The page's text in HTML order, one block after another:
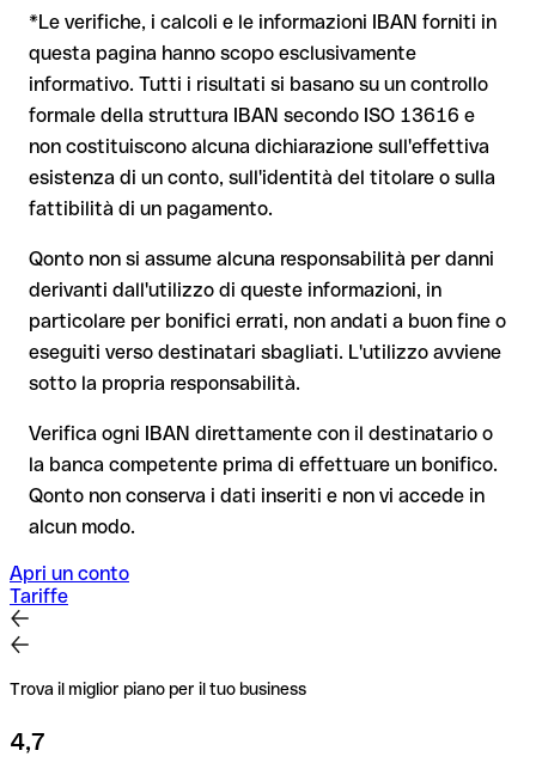
valida.
Dal 9 ottobre 2025, prima della conferma del pagamento, la
tua banca verifica la corrispondenza tra l'IBAN e il nome del
beneficiarioe te lo comunica. Questo controllo non blocca il
pagamento, la decisione finale resta tua, e non si applica ai
Consiglio
: chiedi al destinatario di confermare l'IBAN per
importi elevati. L'esistenza di un conto può essere verificata
esclusivamente da Progressbank stessa o tramite un bonifico
La banca destinataria è tenuta a collaborare per il recupero
Il tuo istituto avvia su richiesta una procedura di richiamo
Il rimborso non è però garantito, soprattutto se il
destinatario ha già prelevato il denaro
Per i bonifici internazionali fuori dall'area SEPA, il recupero è
molto più complesso e comporta commissioni aggiuntive
bonifici SEPA in euro, prima della conferma del pagamento la
tua banca verifica la corrispondenza tra l'IBAN e il nome del
beneficiario. Se i dati non coincidono, ricevi un avviso che ti
consente di individuare l'errore prima di procedere. Questo
controllo non blocca il pagamento, la decisione finale resta
Consiglio: verifica ogni IBAN prima di un bonifico con il nostro
per importi elevati o nuovi rapporti commerciali.
*Le verifiche, i calcoli e le informazioni IBAN forniti in
questa pagina hanno scopo esclusivamente
informativo. Tutti i risultati si basano su un controllo
formale della struttura IBAN secondo ISO 13616 e
non costituiscono alcuna dichiarazione sull'effettiva
esistenza di un conto, sull'identità del titolare o sulla
fattibilità di un pagamento.
Qonto non si assume alcuna responsabilità per danni
derivanti dall'utilizzo di queste informazioni, in
particolare per bonifici errati, non andati a buon fine o
eseguiti verso destinatari sbagliati. L'utilizzo avviene
sotto la propria responsabilità.
Verifica ogni IBAN direttamente con il destinatario o
la banca competente prima di effettuare un bonifico.
Qonto non conserva i dati inseriti e non vi accede in
alcun modo.
Apri un conto
Tariffe
Trova il miglior piano per il tuo business
4,7